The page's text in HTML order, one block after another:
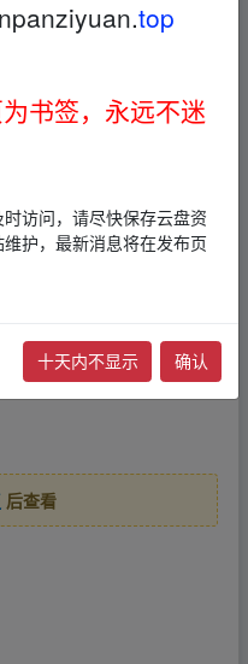
条号野路子3.0玩
在头条号上发布抄
有收益，0粉即可
手抄，软件自动
名书籍这块，因
可观，当然这其
做第一批吃螃蟹的
yu an.xy▂z
后查看
top
书签，永远不迷
访问，请尽快保存云盘资
护，最新消息将在发布页
十天内不显示 确认